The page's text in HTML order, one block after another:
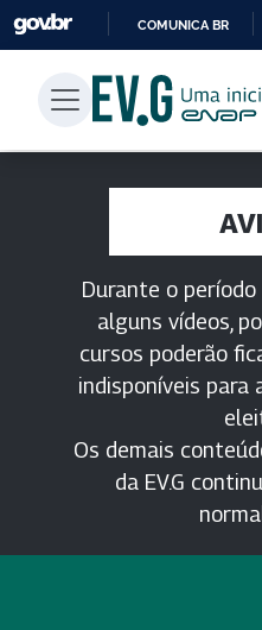
COMUNICA BR
Durante o
alguns vídeos,
cursos poderão
indisponíveis para
Os demais
da EV.G